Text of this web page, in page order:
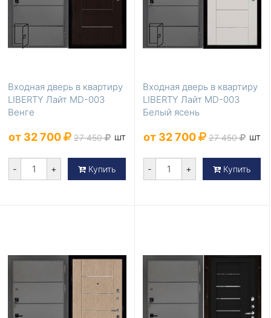
Входная дверь в квартиру
LIBERTY Лайт MD-003
Венге
от 32 700 27 450 шт
- + Купить
Входная дверь в квартиру
LIBERTY Лайт MD-003
Белый ясень
от 32 700 27 450 шт
- + Купить